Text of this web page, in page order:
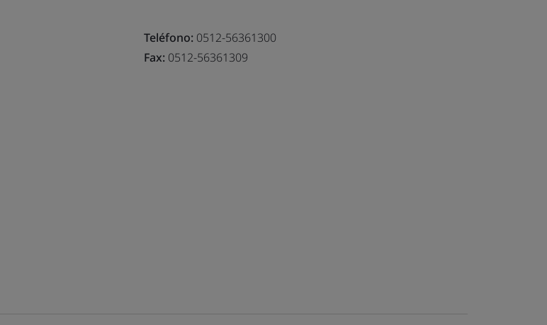
Teléfono: 0512-56361300
Fax: 0512-56361309